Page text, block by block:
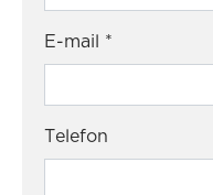
E-mail *
Telefon